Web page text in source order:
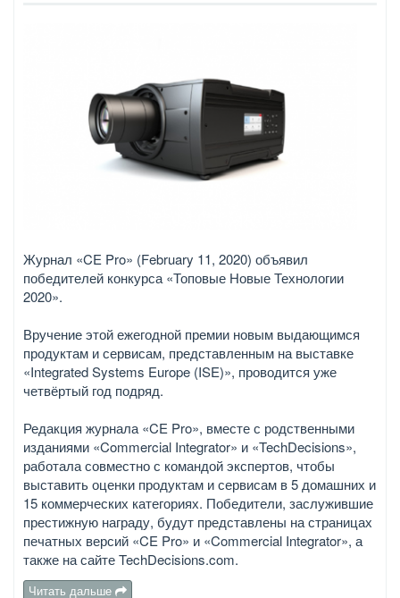
Журнал «CE Pro» (February 11, 2020) объявил
победителей конкурса «Топовые Новые Технологии
2020».
Вручение этой ежегодной премии новым выдающимся
продуктам и сервисам, представленным на выставке
«Integrated Systems Europe (ISE)», проводится уже
четвёртый год подряд.
Редакция журнала «CE Pro», вместе с родственными
изданиями «Commercial Integrator» и «TechDecisions»,
работала совместно с командой экспертов, чтобы
выставить оценки продуктам и сервисам в 5 домашних и
15 коммерческих категориях. Победители, заслужившие
престижную награду, будут представлены на страницах
печатных версий «CE Pro» и «Commercial Integrator», а
также на сайте TechDecisions.com.
Читать дальше